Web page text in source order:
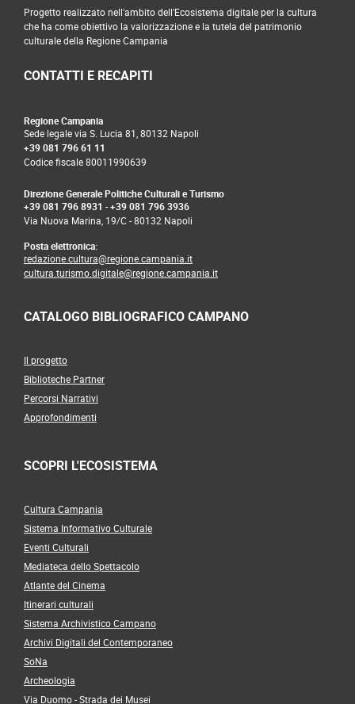
Progetto realizzato nell'ambito dell'Ecosistema digitale per la cultura
che ha come obiettivo la valorizzazione e la tutela del patrimonio
culturale della Regione Campania
CONTATTI E RECAPITI
Regione Campania
Sede legale via S. Lucia 81, 80132 Napoli
+39 081 796 61 11
Codice fiscale 80011990639
Direzione Generale Politiche Culturali e Turismo
+39 081 796 8931 -+39 081 796 3936
Via Nuova Marina, 19/C - 80132 Napoli
Posta elettronica:
redazione.cultura@regione.campania.it
cultura.turismo.digitale@regione.campania.it
CATALOGO BIBLIOGRAFICO CAMPANO
Il progetto
Biblioteche Partner
Percorsi Narrativi
Approfondimenti
SCOPRI L'ECOSISTEMA
Cultura Campania
Sistema Informativo Culturale
Eventi Culturali
Mediateca dello Spettacolo
Atlante del Cinema
Itinerari culturali
Sistema Archivistico Campano
Archivi Digitali del Contemporaneo
SoNa
Archeologia
Via Duomo - Strada dei Musei